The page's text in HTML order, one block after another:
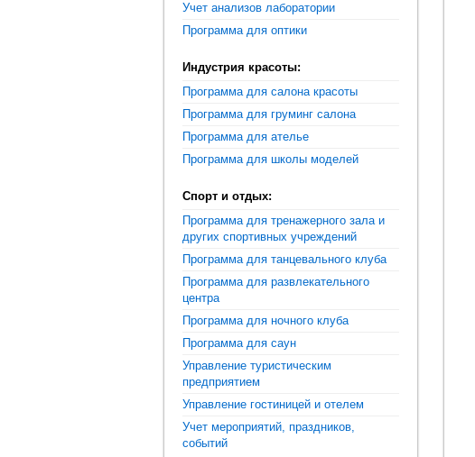
Учет анализов лаборатории
Программа для оптики
Индустрия красоты:
Программа для салона красоты
Программа для груминг салона
Программа для ателье
Программа для школы моделей
Спорт и отдых:
Программа для тренажерного зала и
других спортивных учреждений
Программа для танцевального клуба
Программа для развлекательного
центра
Программа для ночного клуба
Программа для саун
Управление туристическим
предприятием
Управление гостиницей и отелем
Учет мероприятий, праздников,
событий